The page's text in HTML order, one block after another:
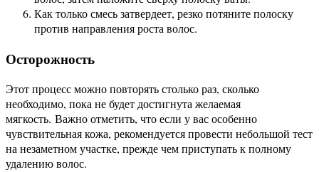
Как только смесь затвердеет, резко потяните полоску
против направления роста волос.
Осторожность
Этот процесс можно повторять столько раз, сколько
необходимо, пока не будет достигнута желаемая
мягкость. Важно отметить, что если у вас особенно
чувствительная кожа, рекомендуется провести небольшой тест
на незаметном участке, прежде чем приступать к полному
удалению волос.